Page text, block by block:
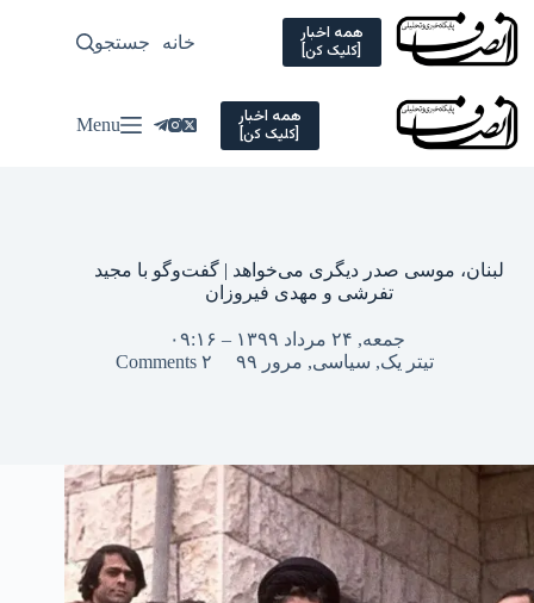
Skip
content
همه اخبار
[کلیک کن] خانه سیاسی
جستجو
همه اخبار
[کلیک کن] Menu
لبنان، موسی صدر دیگری می‌خواهد | گفت‌وگو با مجید
تفرشی و مهدی فیروزان
جمعه, ۲۴ مرداد ۱۳۹۹ – ۰۹:۱۶
تیتر یک, سیاسی, مرور ۹۹ ۲ Comments